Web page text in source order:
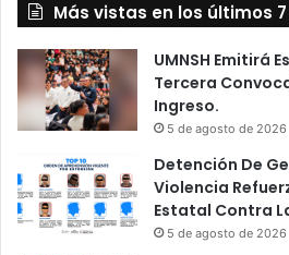
Más vistas en los últimos
UMNSH Emitirá
Tercera
Ingreso.
5 de agosto de 2026
Detención De
Violencia
Estatal Contra
5 de agosto de 2026